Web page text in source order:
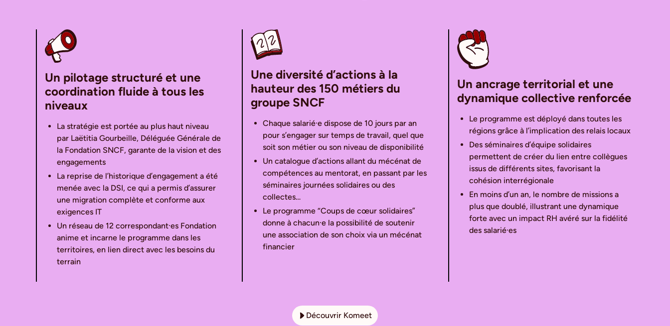
Un pilotage structuré et une
coordination fluide à tous les
niveaux
La stratégie est portée au plus haut niveau
par Laëtitia Gourbeille, Déléguée Générale de
la Fondation SNCF, garante de la vision et des
engagements
La reprise de l’historique d’engagement a été
menée avec la DSI, ce qui a permis d’assurer
une migration complète et conforme aux
exigences IT
Un réseau de 12 correspondant·es Fondation
anime et incarne le programme dans les
territoires, en lien direct avec les besoins du
terrain
Une diversité d’actions à la
hauteur des 150 métiers du
groupe SNCF
Chaque salarié·e dispose de 10 jours par an
pour s’engager sur temps de travail, quel que
soit son métier ou son niveau de disponibilité
Un catalogue d’actions allant du mécénat de
compétences au mentorat, en passant par les
séminaires journées solidaires ou des
collectes…
Le programme “Coups de cœur solidaires”
donne à chacun·e la possibilité de soutenir
une association de son choix via un mécénat
financier
Un ancrage territorial et une
dynamique collective renforcée
Le programme est déployé dans toutes les
régions grâce à l’implication des relais locaux
Des séminaires d’équipe solidaires
permettent de créer du lien entre collègues
issus de différents sites, favorisant la
cohésion interrégionale
En moins d’un an, le nombre de missions a
plus que doublé, illustrant une dynamique
forte avec un impact RH avéré sur la fidélité
des salarié·es
Découvrir Komeet